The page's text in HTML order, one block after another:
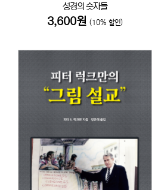
성경의 숫자들
3,600원 (10% 할인)